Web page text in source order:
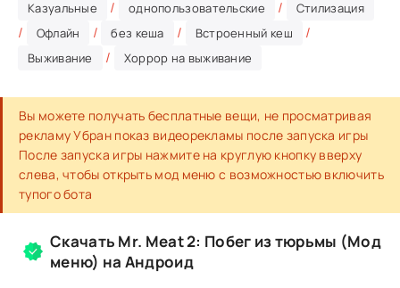
Казуальные / однопользовательские / Стилизация
/ Офлайн / без кеша / Встроенный кеш /
Выживание / Хоррор на выживание
Вы можете получать бесплатные вещи, не просматривая
рекламу Убран показ видеорекламы после запуска игры
После запуска игры нажмите на круглую кнопку вверху
слева, чтобы открыть мод меню с возможностью включить
тупого бота
Скачать Mr. Meat 2: Побег из тюрьмы (Мод
меню) на Андроид